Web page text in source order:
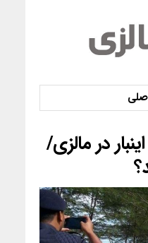
در مالزی/